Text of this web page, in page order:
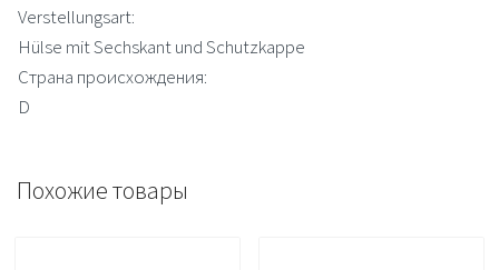
Verstellungsart:
Hülse mit Sechskant und Schutzkappe
Страна происхождения:
D
Похожие товары